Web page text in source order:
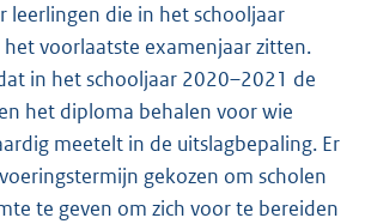
leerlingen die in het schooljaar
voorlaatste examenjaar zitten.
in het schooljaar 2020–2021 de
het diploma behalen voor wie
meetelt in de uitslagbepaling. Er
gekozen om scholen
te geven om zich voor te bereiden